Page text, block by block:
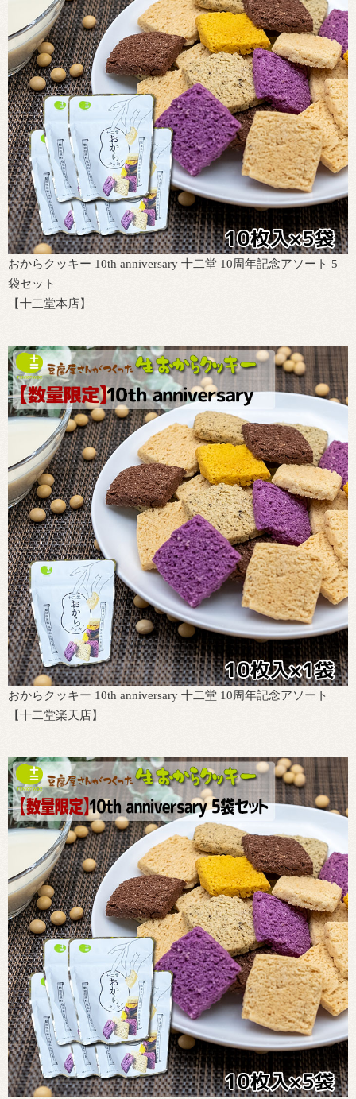
おからクッキー 10th anniversary 十二堂 10周年記念アソート 5
袋セット
【十二堂本店】
おからクッキー 10th anniversary 十二堂 10周年記念アソート
【十二堂楽天店】